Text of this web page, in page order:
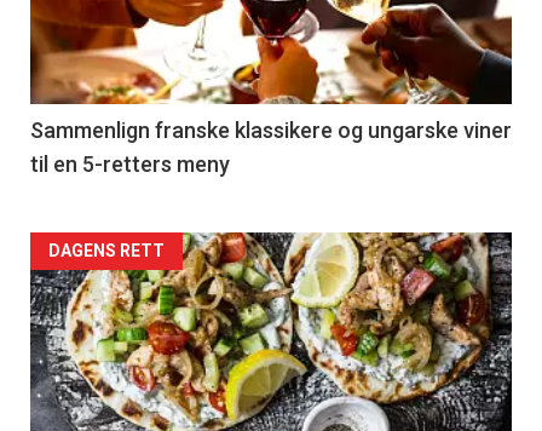
nå
-
5
Sammenlign franske klassikere og ungarske viner
til en 5-retters meny
Forsiden
akkurat
nå
-
DAGENS RETT